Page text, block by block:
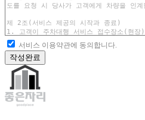
서비스 이용약관에 동의합니다.
작성완료